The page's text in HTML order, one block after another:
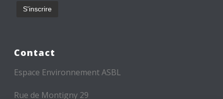
Contact
Espace Environnement ASBL
Rue de Montigny 29